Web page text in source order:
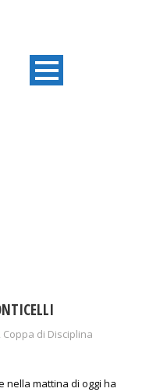
, Coppa di Disciplina
nella mattina di oggi ha